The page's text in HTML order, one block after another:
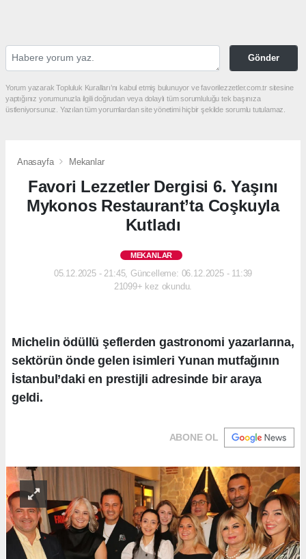
Gönder
Yorum yazarak Topluluk Kuralları’nı kabul etmiş bulunuyor ve favorilezzetler.com.tr sitesine
yaptığınız yorumunuzla ilgili doğrudan veya dolaylı tüm sorumluluğu tek başınıza
üstleniyorsunuz. Yazılan tüm yorumlardan site yönetimi hiçbir şekilde sorumlu tutulamaz.
Anasayfa Mekanlar
Favori Lezzetler Dergisi 6. Yaşını
Mykonos Restaurant’ta Coşkuyla
Kutladı
MEKANLAR
05.12.2025 - 21:45, Güncelleme: 06.12.2025 - 11:39
21099+ kez okundu.
Michelin ödüllü şeflerden gastronomi yazarlarına,
sektörün önde gelen isimleri Yunan mutfağının
İstanbul’daki en prestijli adresinde bir araya
geldi.
ABONE OL